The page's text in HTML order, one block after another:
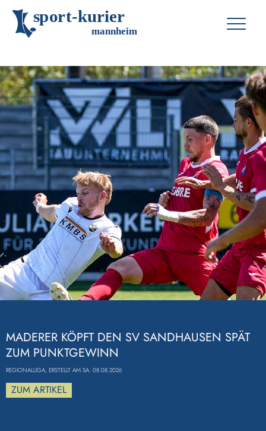
sport-kurier
mannheim
MADERER KÖPFT DEN SV SANDHAUSEN SPÄT
ZUM PUNKTGEWINN
REGIONALLIGA, ERSTELLT AM SA. 08.08.2026
ZUM ARTIKEL